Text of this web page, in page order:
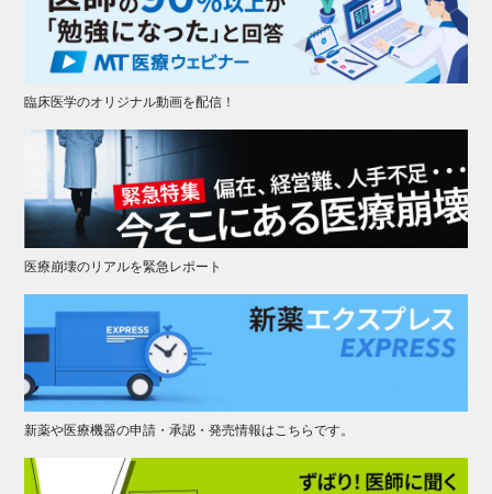
臨床医学のオリジナル動画を配信！
医療崩壊のリアルを緊急レポート
新薬や医療機器の申請・承認・発売情報はこちらです。